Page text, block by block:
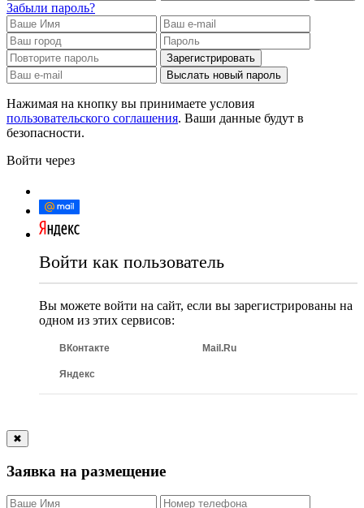
Забыли пароль?
Зарегистрировать
Выслать новый пароль
Нажимая на кнопку вы принимаете условия
пользовательского соглашения. Ваши данные будут в
безопасности.
Войти через
Войти как пользователь
Вы можете войти на сайт, если вы зарегистрированы на
одном из этих сервисов:
ВКонтакте Mail.Ru
Яндекс
✖
Заявка на размещение